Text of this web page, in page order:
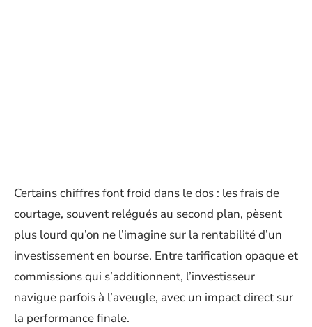
Certains chiffres font froid dans le dos : les frais de
courtage, souvent relégués au second plan, pèsent
plus lourd qu’on ne l’imagine sur la rentabilité d’un
investissement en bourse. Entre tarification opaque et
commissions qui s’additionnent, l’investisseur
navigue parfois à l’aveugle, avec un impact direct sur
la performance finale.